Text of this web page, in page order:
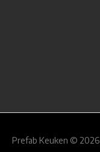
Prefab Keuken © 2026